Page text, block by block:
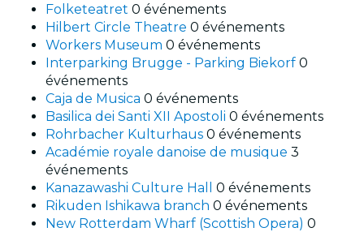
Folketeatret 0 événements
Hilbert Circle Theatre 0 événements
Workers Museum 0 événements
Interparking Brugge - Parking Biekorf 0
événements
Caja de Musica 0 événements
Basilica dei Santi XII Apostoli 0 événements
Rohrbacher Kulturhaus 0 événements
Académie royale danoise de musique 3
événements
Kanazawashi Culture Hall 0 événements
Rikuden Ishikawa branch 0 événements
New Rotterdam Wharf (Scottish Opera) 0